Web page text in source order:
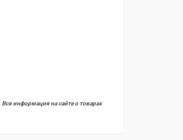
Вся информация на сайте о товарах